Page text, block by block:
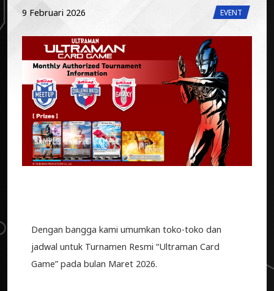
9 Februari 2026 EVENT
Dengan bangga kami umumkan toko-toko dan
jadwal untuk Turnamen Resmi “Ultraman Card
Game” pada bulan Maret 2026.